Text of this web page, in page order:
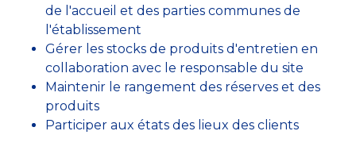
de l'accueil et des parties communes de
l'établissement
Gérer les stocks de produits d'entretien en
collaboration avec le responsable du site
Maintenir le rangement des réserves et des
produits
Participer aux états des lieux des clients